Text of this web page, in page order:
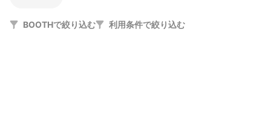
BOOTHで絞り込む 利用条件で絞り込む